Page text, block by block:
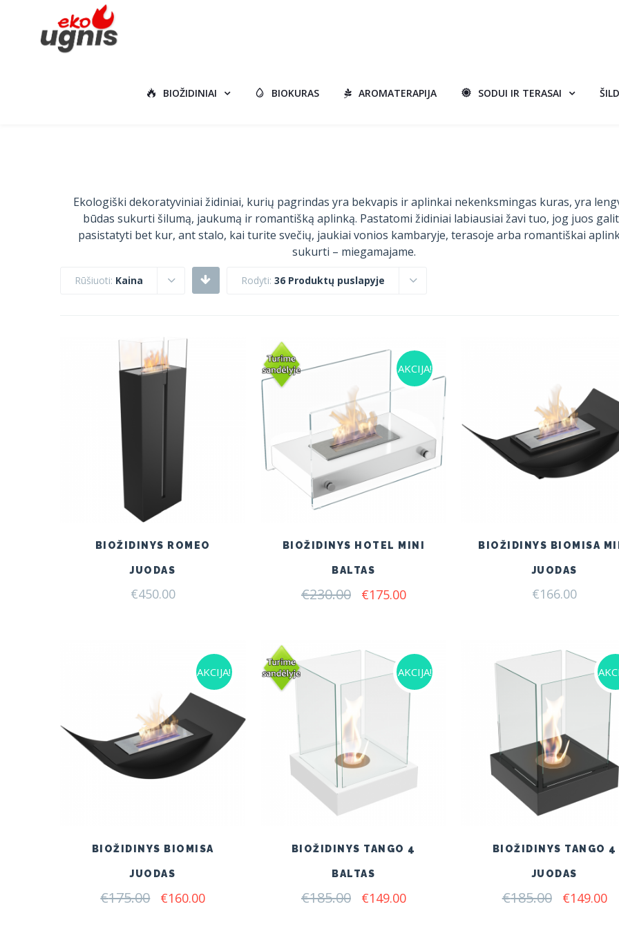
BIOŽIDINIAI BIOKURAS AROMATERAPIJA SODUI IR TERASAI
Ekologiški dekoratyviniai židiniai, kurių pagrindas yra bekvapis ir aplinkai nekenksmingas kuras, yra
būdas sukurti šilumą, jaukumą ir romantišką aplinką. Pastatomi židiniai labiausiai žavi tuo, jog juos
pasistatyti bet kur, ant stalo, kai turite svečių, jaukiai vonios kambaryje, terasoje arba romantiškai
sukurti – miegamajame.
Rūšiuoti: Kaina Rodyti: 36 Produktų puslapyje
BIOŽIDINYS ROMEO
JUODAS
€450.00
AKCIJA!
BIOŽIDINYS HOTEL MINI
BALTAS
€230.00 Original
€175.00Current
BIOŽIDINYS BIOMISA
JUODAS
€166.00
AKCIJA!
BIOŽIDINYS BIOMISA
JUODAS
€175.00 Original
€160.00Current
AKCIJA!
BIOŽIDINYS TANGO 4
BALTAS
€185.00 Original
€149.00Current
BIOŽIDINYS TANGO 4
JUODAS
€185.00 Original
€149.00